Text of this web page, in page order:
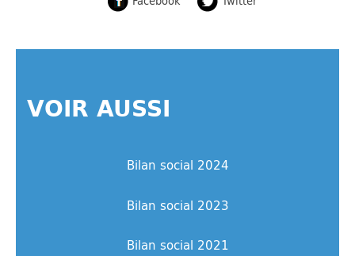
VOIR AUSSI
Bilan social 2024
Bilan social 2023
Bilan social 2021